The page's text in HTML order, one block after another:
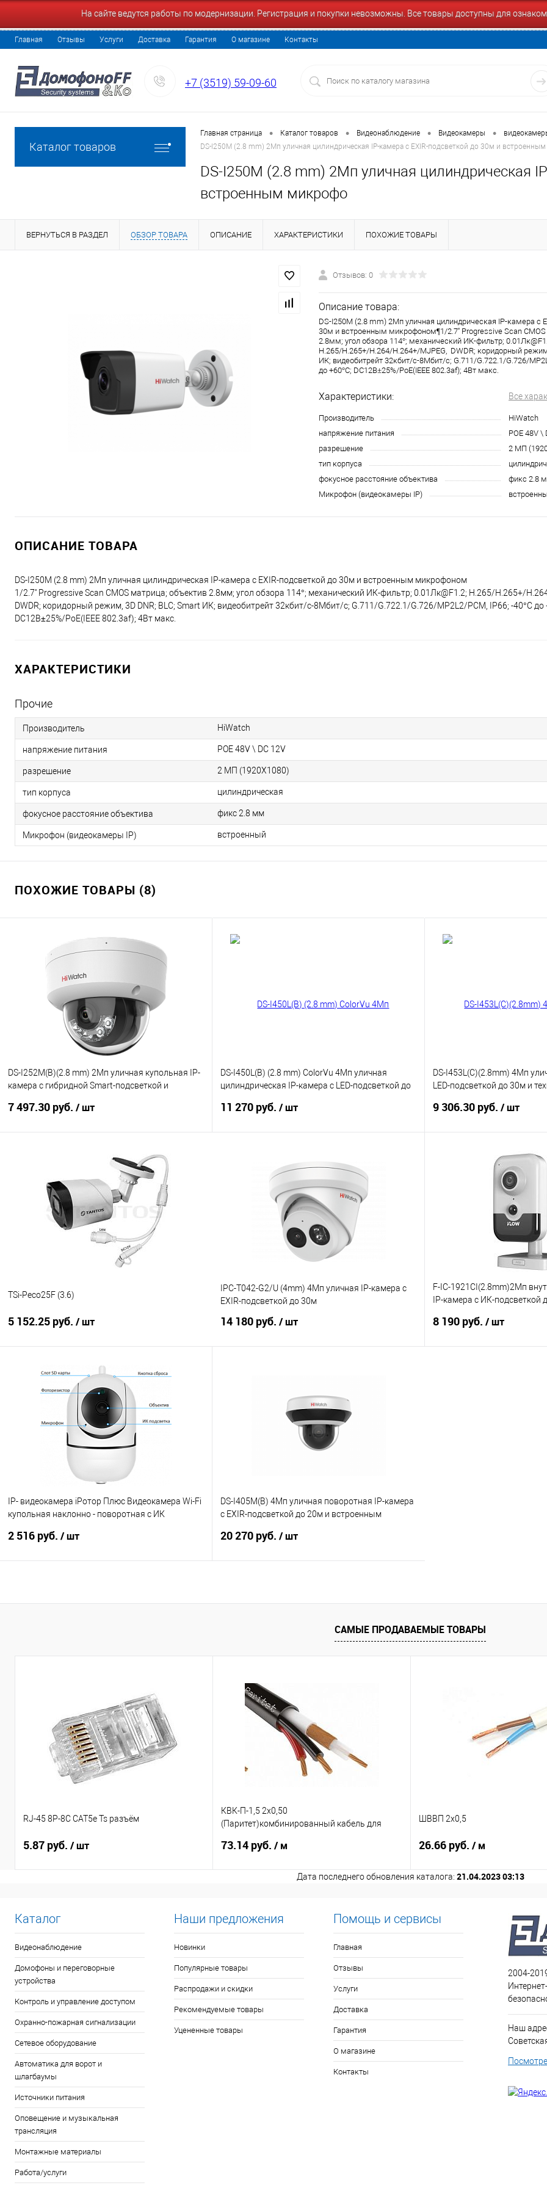
На сайте ведутся работы по модернизации. Регистрация и покупки невозможны. Все товары доступны для
Главная Отзывы Услуги Доставка Гарантия О магазине Контакты
+7 (3519) 59-09-60
Каталог товаров
Главная страница • Каталог товаров • Видеонаблюдение • Видеокамеры •
DS-I250M (2.8 mm) 2Мп уличная цилиндрическая IP-камера с EXIR-подсветкой до 30м и
DS-I250M (2.8 mm) 2Мп уличная цилиндрическая
встроенным микрофо
ВЕРНУТЬСЯ В РАЗДЕЛ ОБЗОР ТОВАРА ОПИСАНИЕ ХАРАКТЕРИСТИКИ ПОХОЖИЕ ТОВАРЫ
Отзывов: 0
Описание товара:
DS-I250M (2.8 mm) 2Мп уличная цилиндрическая IP-камера с
30м и встроенным микрофоном¶1/2.7'' Progressive Scan
2.8мм; угол обзора 114°; механический ИК-фильтр;
H.265/H.265+/H.264/H.264+/MJPEG, DWDR; коридорный
ИК; видеобитрейт 32кбит/с-8Мбит/с; G.711/G.722.1/G.726/
до +60°C; DC12В±25%/PoE(IEEE 802.3af); 4Вт макс.
Характеристики: Все
Производитель
HiWatch
напряжение питания
POE 48V \
разрешение
2 МП
тип корпуса
фокусное расстояние объектива
фикс 2.8
Микрофон (видеокамеры IP)
ОПИСАНИЕ ТОВАРА
DS-I250M (2.8 mm) 2Мп уличная цилиндрическая IP-камера с EXIR-подсветкой до 30м и встроенным микрофоном
1/2.7'' Progressive Scan CMOS матрица; объектив 2.8мм; угол обзора 114°; механический ИК-фильтр; 0.01Лк@F1.2; H.265/H.265+/
DWDR; коридорный режим, 3D DNR; BLC; Smart ИК; видеобитрейт 32кбит/с-8Мбит/с; G.711/G.722.1/G.726/MP2L2/PCM, IP66; -40°C до
DC12В±25%/PoE(IEEE 802.3af); 4Вт макс.
ХАРАКТЕРИСТИКИ
Прочие
Производитель HiWatch
напряжение питания POE 48V \ DC 12V
разрешение 2 МП (1920Х1080)
тип корпуса цилиндрическая
фокусное расстояние объектива фикс 2.8 мм
Микрофон (видеокамеры IP) встроенный
ПОХОЖИЕ ТОВАРЫ (8)
DS-I252M(B)(2.8 mm) 2Мп уличная купольная IP-
камера с гибридной Smart-подсветкой и
7 497.30 руб. / шт
В корзину
Купить в 1 клик
К сравнению
В избранное
Под заказ
DS-I450L(B) (2.8 mm) ColorVu 4Мп уличная
цилиндрическая IP-камера с LED-подсветкой до
11 270 руб. / шт
Купить в 1 клик
К сравнению
DS-I453L(C)(2.8mm) 4Мп
LED-подсветкой до 30м и
9 306.30 руб. / шт
В
Купить в 1 клик
TSi-Peco25F (3.6)
5 152.25 руб. / шт
В корзину
Купить в 1 клик
К сравнению
В избранное
4
IPC-T042-G2/U (4mm) 4Мп уличная IP-камера с
EXIR-подсветкой до 30м
14 180 руб. / шт
Купить в 1 клик
К сравнению
Под заказ
F-IC-1921CI(2.8mm)2Мп
IP-камера c ИК-подсветкой
8 190 руб. / шт
IP- видеокамера iРотор Плюс Видеокамера Wi-Fi
купольная наклонно - поворотная с ИК
2 516 руб. / шт
DS-I405M(B) 4Мп уличная поворотная IP-камера
c EXIR-подсветкой до 20м и встроенным
20 270 руб. / шт
2
САМЫЕ ПРОДАВАЕМЫЕ ТОВАРЫ
RJ-45 8P-8C CAT5e Ts разъём
5.87 руб. / шт
КВК-П-1,5 2х0,50
(Паритет)комбинированный кабель для
73.14 руб. / м
ШВВП 2х0,5
26.66 руб. / м
Дата последнего обновления каталога: 21.04.2023 03:13
Каталог
Видеонаблюдение
Домофоны и переговорные
устройства
Контроль и управление доступом
Охранно-пожарная сигнализации
Сетевое оборудование
Автоматика для ворот и
шлагбаумы
Источники питания
Оповещение и музыкальная
трансляция
Монтажные материалы
Работа/услуги
Наши предложения
Новинки
Популярные товары
Распродажи и скидки
Рекомендуемые товары
Уцененные товары
Помощь и сервисы
Главная
Отзывы
Услуги
Доставка
Гарантия
О магазине
Контакты
2004-
Наш